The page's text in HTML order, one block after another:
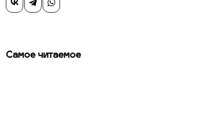
Самое читаемое